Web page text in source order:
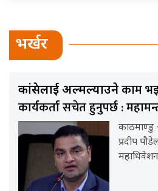
भर्खर
कांग्रेसलाई अल्मल्याउनेकाम
कार्यकर्ता सचेत हुनुपर्छ :
काठमाण्डु
प्रदीप
महाधिवेशन